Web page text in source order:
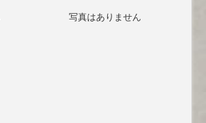
写真はありません